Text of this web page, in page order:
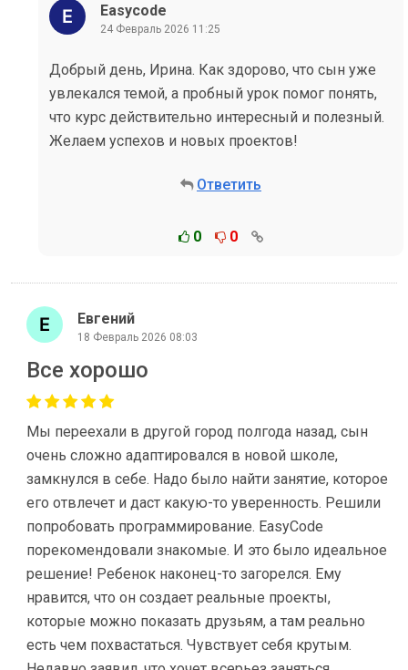
Easycode
24 Февраль 2026 11:25
Добрый день, Ирина. Как здорово, что сын уже
увлекался темой, а пробный урок помог понять,
что курс действительно интересный и полезный.
Желаем успехов и новых проектов!
Ответить
0 0
Евгений
18 Февраль 2026 08:03
Все хорошо
Мы переехали в другой город полгода назад, сын
очень сложно адаптировался в новой школе,
замкнулся в себе. Надо было найти занятие, которое
его отвлечет и даст какую-то уверенность. Решили
попробовать программирование. EasyCode
порекомендовали знакомые. И это было идеальное
решение! Ребенок наконец-то загорелся. Ему
нравится, что он создает реальные проекты,
которые можно показать друзьям, а там реально
есть чем похвастаться. Чувствует себя крутым.